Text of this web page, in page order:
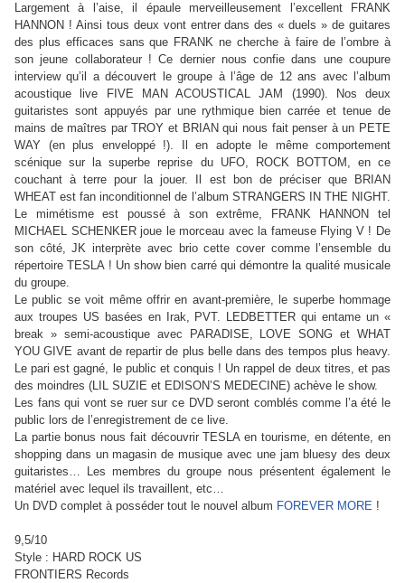
Largement à l’aise, il épaule merveilleusement l’excellent FRANK
HANNON ! Ainsi tous deux vont entrer dans des « duels » de guitares
des plus efficaces sans que FRANK ne cherche à faire de l’ombre à
son jeune collaborateur ! Ce dernier nous confie dans une coupure
interview qu’il a découvert le groupe à l’âge de 12 ans avec l’album
acoustique live FIVE MAN ACOUSTICAL JAM (1990). Nos deux
guitaristes sont appuyés par une rythmique bien carrée et tenue de
mains de maîtres par TROY et BRIAN qui nous fait penser à un PETE
WAY (en plus enveloppé !). Il en adopte le même comportement
scénique sur la superbe reprise du UFO, ROCK BOTTOM, en ce
couchant à terre pour la jouer. Il est bon de préciser que BRIAN
WHEAT est fan inconditionnel de l’album STRANGERS IN THE NIGHT.
Le mimétisme est poussé à son extrême, FRANK HANNON tel
MICHAEL SCHENKER joue le morceau avec la fameuse Flying V ! De
son côté, JK interprète avec brio cette cover comme l’ensemble du
répertoire TESLA ! Un show bien carré qui démontre la qualité musicale
du groupe.
Le public se voit même offrir en avant-première, le superbe hommage
aux troupes US basées en Irak, PVT. LEDBETTER qui entame un «
break » semi-acoustique avec PARADISE, LOVE SONG et WHAT
YOU GIVE avant de repartir de plus belle dans des tempos plus heavy.
Le pari est gagné, le public et conquis ! Un rappel de deux titres, et pas
des moindres (LIL SUZIE et EDISON’S MEDECINE) achève le show.
Les fans qui vont se ruer sur ce DVD seront comblés comme l’a été le
public lors de l’enregistrement de ce live.
La partie bonus nous fait découvrir TESLA en tourisme, en détente, en
shopping dans un magasin de musique avec une jam bluesy des deux
guitaristes… Les membres du groupe nous présentent également le
matériel avec lequel ils travaillent, etc…
Un DVD complet à posséder tout le nouvel album FOREVER MORE !
9,5/10
Style : HARD ROCK US
FRONTIERS Records